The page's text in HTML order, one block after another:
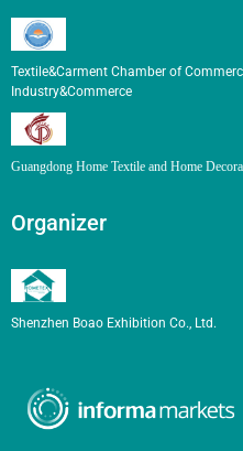
Textile&Carment Chamber of
Industry&Commerce
Guangdong Home Textile and Home
Organizer
Shenzhen Boao Exhibition Co., Ltd.